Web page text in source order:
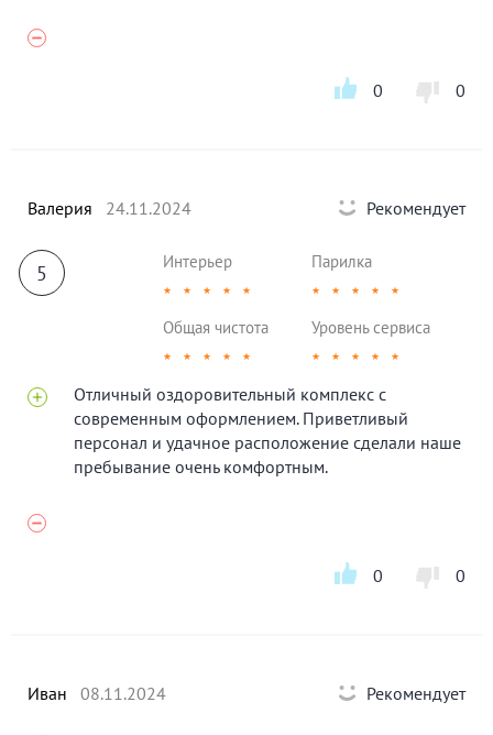
0 0
Валерия 24.11.2024 Рекомендует
5 Интерьер
★ ★ ★ ★ ★
Парилка
★ ★ ★ ★ ★
Общая чистота
★ ★ ★ ★ ★
Уровень сервиса
★ ★ ★ ★ ★
Отличный оздоровительный комплекс с
современным оформлением. Приветливый
персонал и удачное расположение сделали наше
пребывание очень комфортным.
0 0
Иван 08.11.2024 Рекомендует